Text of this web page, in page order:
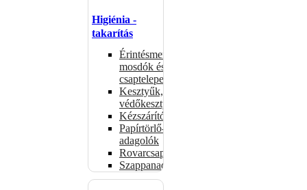
Higiénia -
takarítás
Érintésmentes
mosdók és
csaptelepek
Kesztyűk,
védőkesztyűk
Kézszárítók
Papírtörlő-
adagolók
Rovarcsapdák
Szappanadagolók